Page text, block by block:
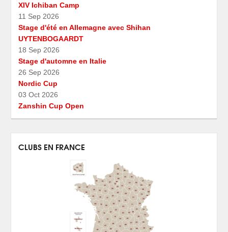
XIV Ichiban Camp
11 Sep 2026
Stage d'été en Allemagne avec Shihan
UYTENBOGAARDT
18 Sep 2026
Stage d'automne en Italie
26 Sep 2026
Nordic Cup
03 Oct 2026
Zanshin Cup Open
CLUBS EN FRANCE